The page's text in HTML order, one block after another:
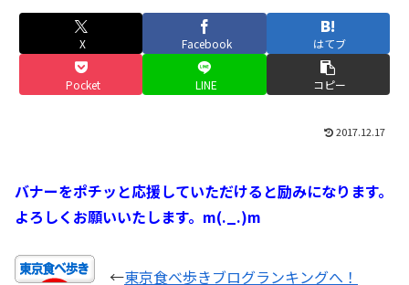
X Facebook はてブ
Pocket LINE コピー
2017.12.17
バナーをポチッと応援していただけると励みになります。
よろしくお願いいたします。m(._.)m
←東京食べ歩きブログランキングへ！